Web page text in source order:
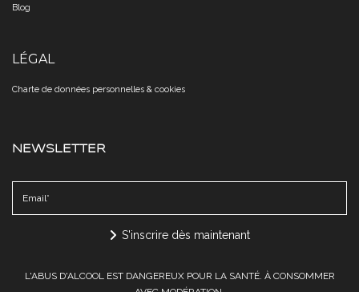
Blog
LÉGAL
Charte de données personnelles & cookies​​​​​​​
NEWSLETTER
S'inscrire dès maintenant
L'ABUS D'ALCOOL EST DANGEREUX POUR LA SANTÉ. À CONSOMMER